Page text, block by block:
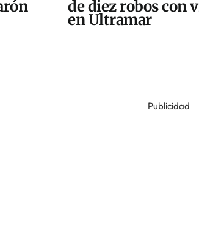
de diez robos con
en Ultramar
Publicidad